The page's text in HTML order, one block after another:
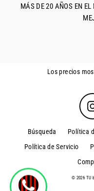
MÁS DE 20 AÑOS EN
Los precios
Búsqueda Política
Política de Servicio
© 2026 TU